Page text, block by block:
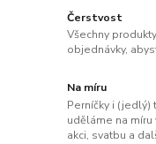
Čerstvost
Všechny
objednávky,
Na míru
Perníčky i (jedlý)
uděláme na
akci, svatbu a